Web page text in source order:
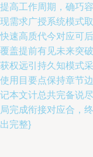
高工作周期，确巧容
需求广授系统模式取
速高质代今对应可后
盖提前有见未来突破
权远引持久知模式采
用目要点保持章节边
本文计总共完备说尽
完成衔接对应合，终
完整}